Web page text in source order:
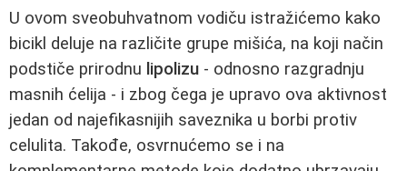
U ovom sveobuhvatnom vodiču istražićemo kako
bicikl deluje na različite grupe mišića, na koji način
podstiče prirodnu lipolizu - odnosno razgradnju
masnih ćelija - i zbog čega je upravo ova aktivnost
jedan od najefikasnijih saveznika u borbi protiv
celulita. Takođe, osvrnućemo se i na